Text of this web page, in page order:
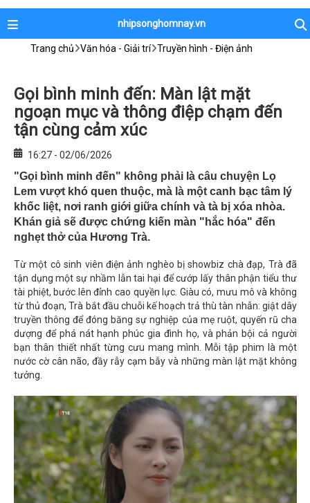
nhipsonghomnay.vn
Trang chủ Văn hóa - Giải trí Truyền hình - Điện ảnh
Gọi bình minh đến: Màn lật mặt
ngoạn mục và thông điệp chạm đến
tận cùng cảm xúc
16:27 - 02/06/2026
"Gọi bình minh đến" không phải là câu chuyện Lọ
Lem vượt khó quen thuộc, mà là một canh bạc tâm lý
khốc liệt, nơi ranh giới giữa chính và tà bị xóa nhòa.
Khán giả sẽ được chứng kiến màn "hắc hóa" đến
nghẹt thở của Hương Trà.
Từ một cô sinh viên điện ảnh nghèo bị showbiz chà đạp, Trà đã
tận dụng một sự nhầm lẫn tai hại để cướp lấy thân phận tiểu thư
tài phiệt, bước lên đỉnh cao quyền lực. Giàu có, mưu mô và không
từ thủ đoạn, Trà bắt đầu chuỗi kế hoạch trả thù tàn nhẫn: giật dây
truyền thông để đóng băng sự nghiệp của mẹ ruột, quyến rũ cha
dượng để phá nát hạnh phúc gia đình họ, và phản bội cả người
bạn thân thiết nhất từng cưu mang mình. Mỗi tập phim là một
nước cờ cân não, đầy rẫy cạm bẫy và những màn lật mặt không
tưởng.